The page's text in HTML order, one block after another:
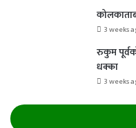
3 weeks
रुकुम
धक्का
3 weeks